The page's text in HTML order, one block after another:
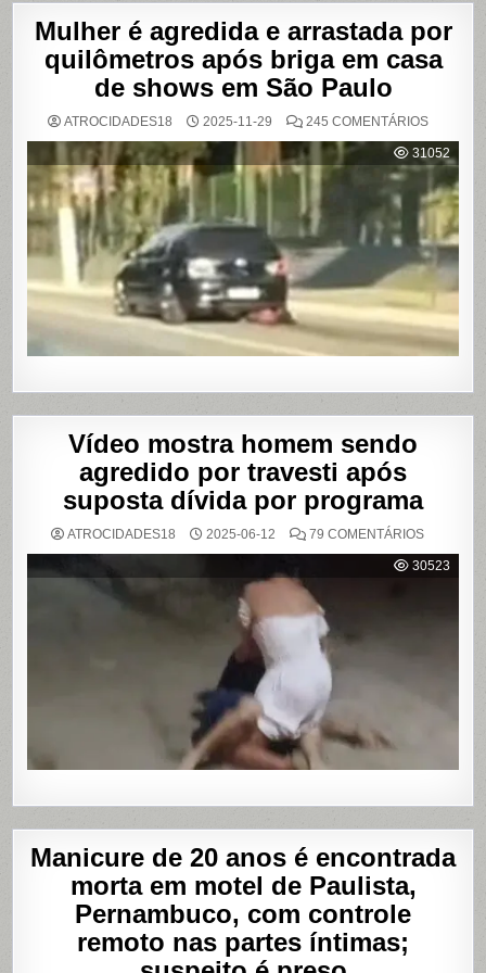
Mulher é agredida e arrastada por
quilômetros após briga em casa
de shows em São Paulo
ATROCIDADES18 2025-11-29 245 COMENTÁRIOSEM
É
E
POR
APÓS
BRIGA
EM
CASA
SHOWS
SÃO
PAULO
31052
Vídeo mostra homem sendo
agredido por travesti após
suposta dívida por programa
ATROCIDADES18 2025-06-12 79 COMENTÁRIOSEM
MOSTRA
HOMEM
30523
Manicure de 20 anos é encontrada
morta em motel de Paulista,
Pernambuco, com controle
remoto nas partes íntimas;